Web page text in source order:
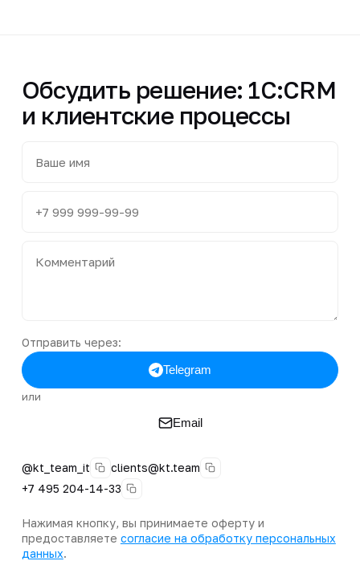
Обсудить решение: 1С:CRM
и клиентские процессы
Отправить через:
Telegram
или
Email
@kt_team_it
clients@kt.team
+7 495 204-14-33
Нажимая кнопку, вы принимаете оферту и
предоставляете согласие на обработку персональных
данных.